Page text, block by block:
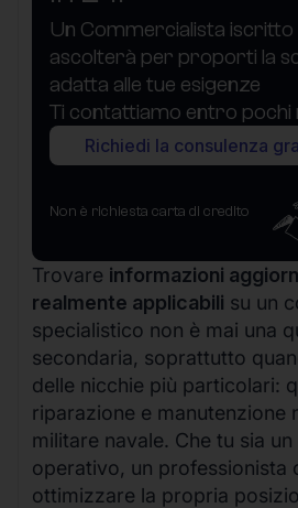
Un Commercialista iscritto
ascolterà per proporti la
adatta alle tue esigenze
Ti contattiamo entro pochi
Richiedi la consulenza
Non è richiesta carta di credito
Trovare informazioni
realmente applicabili su un
specialistico non è mai una
secondaria, soprattutto
delle nicchie più particolari:
riparazione e manutenzione
militare navale. Che tu sia
operativo, un professionista
ottimizzare la propria